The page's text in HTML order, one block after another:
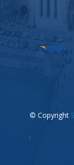
© Copyright